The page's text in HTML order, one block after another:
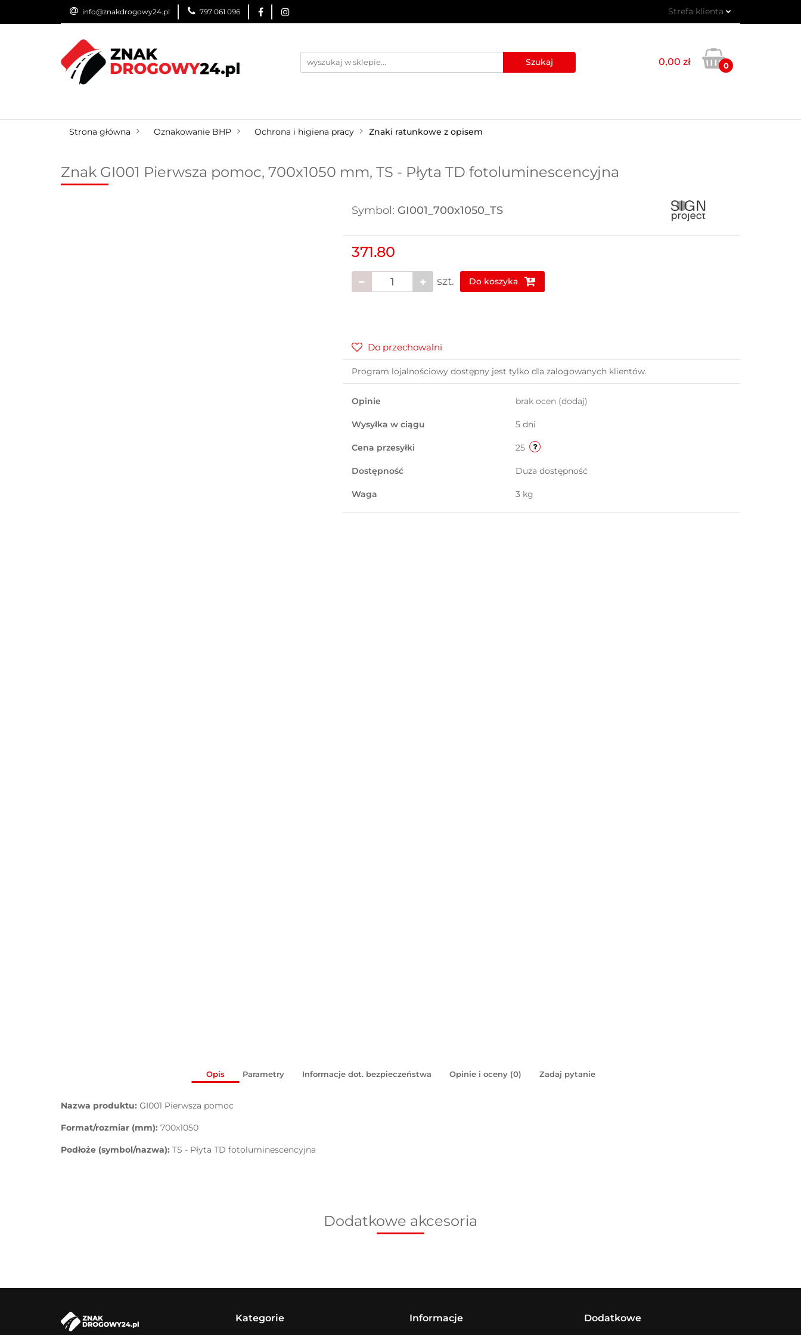
info@znakdrogowy24.pl 797 061 096 Strefa klienta
Zarejestruj się
Dodaj zgłoszenie
0,00 zł 0
ZNAKI DROGOWE URZĄDZENIA BRD
Strona główna Oznakowanie BHP Ochrona i higiena pracy Znaki ratunkowe z opisem
Znak GI001 Pierwsza pomoc, 700x1050 mm, TS - Płyta TD fotoluminescencyjna
Symbol: GI001_700x1050_TS
371.80
szt. Do koszyka
Do przechowalni
Program lojalnościowy dostępny jest tylko dla zalogowanych klientów.
Opinie brak ocen (dodaj)
Wysyłka w ciągu 5 dni
Cena przesyłki 25
Dostępność Duża dostępność
Waga 3 kg
Opis Parametry Informacje dot. bezpieczeństwa Opinie i oceny (0) Zadaj pytanie
Nazwa produktu: GI001 Pierwsza pomoc
Format/rozmiar (mm): 700x1050
Podłoże (symbol/nazwa): TS - Płyta TD fotoluminescencyjna
Dodatkowe akcesoria
Kategorie Informacje Dodatkowe